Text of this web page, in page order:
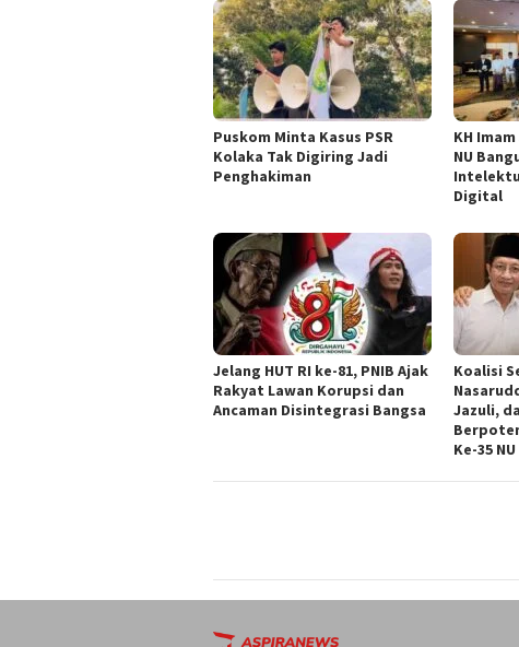
‎Puskom Minta Kasus PSR
Kolaka Tak Digiring Jadi
Penghakiman
KH
NU
Digital
Jelang HUT RI ke-81, PNIB Ajak
Rakyat Lawan Korupsi dan
Ancaman Disintegrasi Bangsa
Koalisi
Jazuli,
Ke-35 NU